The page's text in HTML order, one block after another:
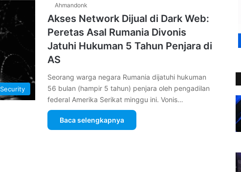
Security
Ahmandonk
Akses Network Dijual di Dark Web:
Peretas Asal Rumania Divonis
Jatuhi Hukuman 5 Tahun Penjara di
AS
Seorang warga negara Rumania dijatuhi hukuman
56 bulan (hampir 5 tahun) penjara oleh pengadilan
federal Amerika Serikat minggu ini. Vonis…
Baca selengkapnya